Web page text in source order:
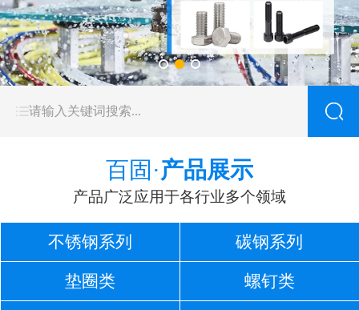
百固·产品展示
产品广泛应用于各行业多个领域
不锈钢系列 碳钢系列
垫圈类 螺钉类